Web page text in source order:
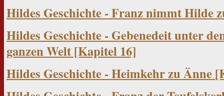
Hildes Geschichte - Franz nimmt Hilde
Hildes Geschichte - Gebenedeit unter
ganzen Welt[Kapitel 16]
Hildes Geschichte - Heimkehr zu Änne